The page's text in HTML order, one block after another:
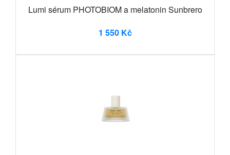
Lumi sérum PHOTOBIOM a melatonin Sunbrero
1 550 Kč